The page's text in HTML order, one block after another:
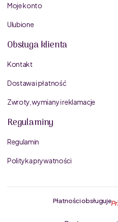
Moje konto
Ulubione
Obsługa klienta
Kontakt
Dostawa i płatność
Zwroty, wymiany i reklamacje
Regulaminy
Regulamin
Polityka prywatności
Płatności obsługuje